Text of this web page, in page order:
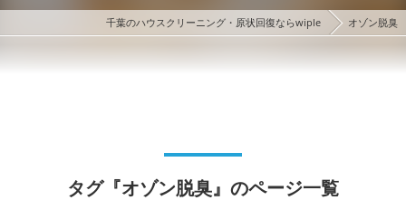
千葉のハウスクリーニング・原状回復ならwiple オゾン脱臭
タグ『オゾン脱臭』のページ一覧